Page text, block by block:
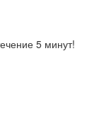
5 минут!